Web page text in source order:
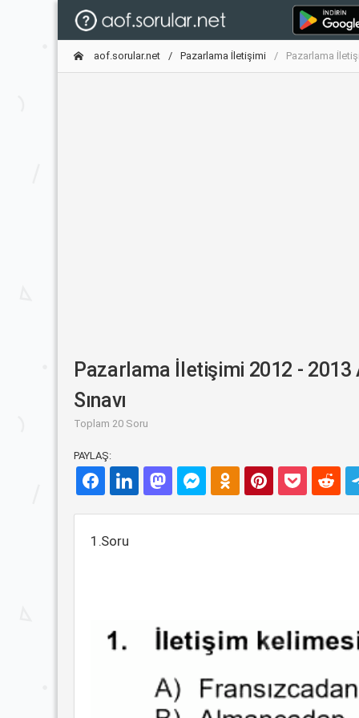
aof.sorular.net Pazarlama İletişimi Pazarlama
Pazarlama İletişimi 2012 - 2013
Sınavı
Toplam 20 Soru
PAYLAŞ:
1.Soru